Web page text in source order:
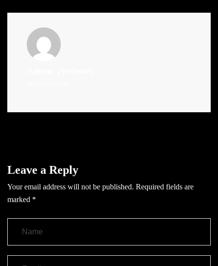
Leave a Reply
Your email address will not be published. Required fields are
marked *